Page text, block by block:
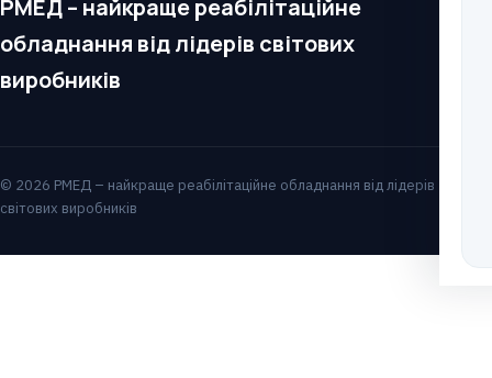
РМЕД – найкраще реабілітаційне
обладнання від лідерів світових
виробників
© 2026 РМЕД – найкраще реабілітаційне обладнання від лідерів
світових виробників